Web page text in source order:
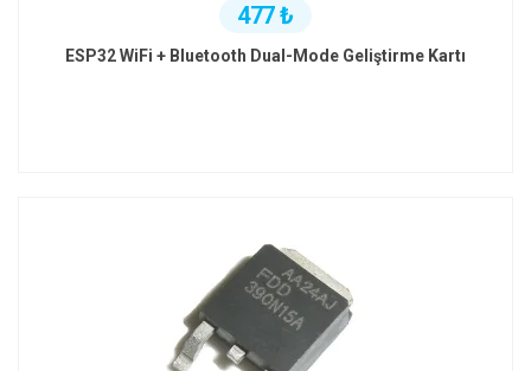
477 ₺
ESP32 WiFi + Bluetooth Dual-Mode Geliştirme Kartı